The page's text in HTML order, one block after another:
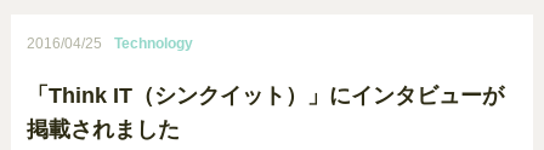
2016/04/25 Technology
「Think IT（シンクイット）」にインタビューが
掲載されました